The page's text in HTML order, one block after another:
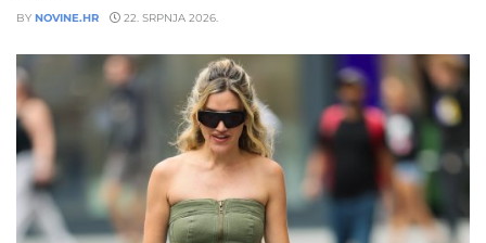
BY NOVINE.HR 22. SRPNJA 2026.